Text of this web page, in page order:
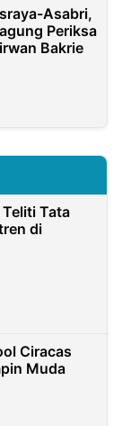
Asabri,
Periksa
Bakrie
Tata
di
Ciracas
Muda